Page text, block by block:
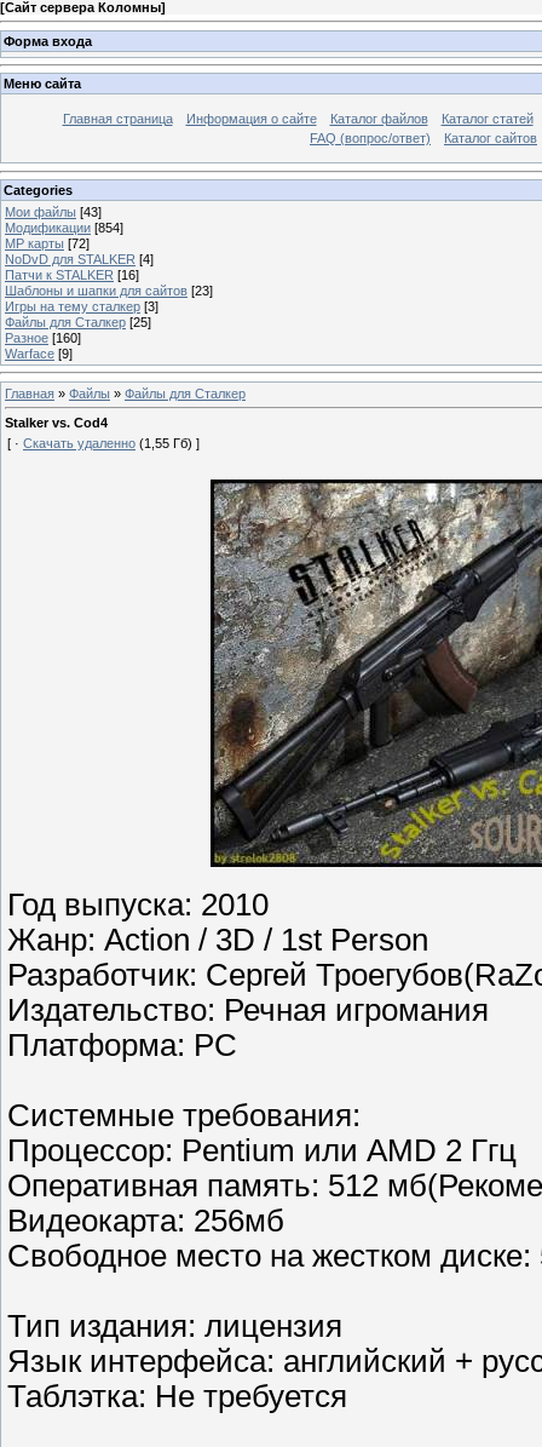
[Сайт сервера Коломны]
Форма входа
Меню сайта
Главная страница Информация о сайте Каталог файлов
Каталог статей
FAQ (вопрос/ответ)
Каталог сайтов
Categories
Мои файлы [43]
Модификации [854]
МР карты [72]
NoDvD для STALKER [4]
Патчи к STALKER [16]
Шаблоны и шапки для сайтов [23]
Игры на тему сталкер [3]
Файлы для Сталкер [25]
Разное [160]
Warface [9]
Главная » Файлы » Файлы для Сталкер
Stalker vs. Cod4
[ · Скачать удаленно (1,55 Гб) ]
Год выпуска: 2010
Жанр: Action / 3D / 1st Person
Разработчик: Сергей
Издательство: Речная игромания
Платформа: PC
Системные требования:
Процессор: Pentium или AMD 2 Ггц
Оперативная память: 512
Видеокарта: 256мб
Свободное место на жестком диске:
Тип издания: лицензия
Язык интерфейса: английский +
Таблэтка: Не требуется